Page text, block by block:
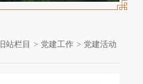
旧站栏目 > 党建工作 > 党建活动